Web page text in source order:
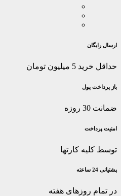
ارسال رایگان
حداقل خرید 5 میلیون تومان
باز پرداخت پول
ضمانت 30 روزه
امنیت پرداخت
توسط کلیه کارتها
پشتیانی 24 ساعته
در تمام روزهای هفته